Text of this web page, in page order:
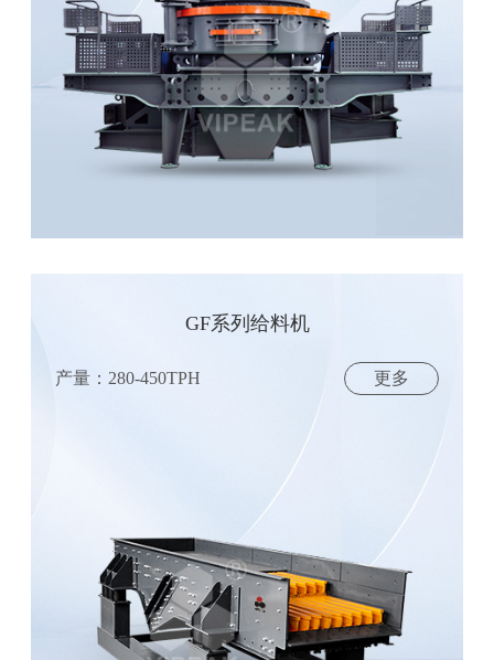
GF系列给料机
产量：280-450TPH 更多